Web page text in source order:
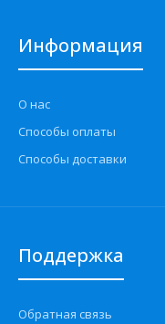
Информация
О нас
Способы оплаты
Способы доставки
Поддержка
Обратная связь